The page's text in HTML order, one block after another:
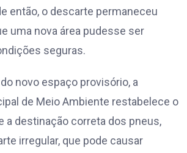
então, o descarte permaneceu
uma nova área pudesse ser
seguras.
novo espaço provisório, a
de Meio Ambiente restabelece o
a destinação correta dos pneus,
irregular, que pode causar